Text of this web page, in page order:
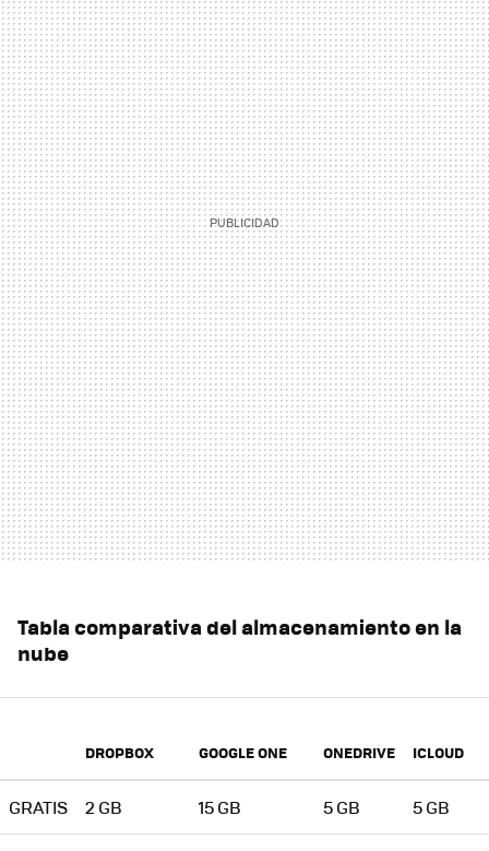
Tabla comparativa del almacenamiento en la
nube
DROPBOX GOOGLE ONE ONEDRIVE ICLOUD
GRATIS 2 GB 15 GB 5 GB 5 GB